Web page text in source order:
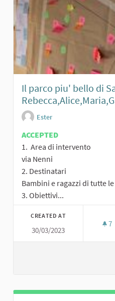
Il parco piu' bello di
Ester
ACCEPTED
1. Area di intervento
via Nenni
2. Destinatari
Bambini e ragazzi di tutte le
3. Obiettivi...
CREATED AT
30/03/2023
7